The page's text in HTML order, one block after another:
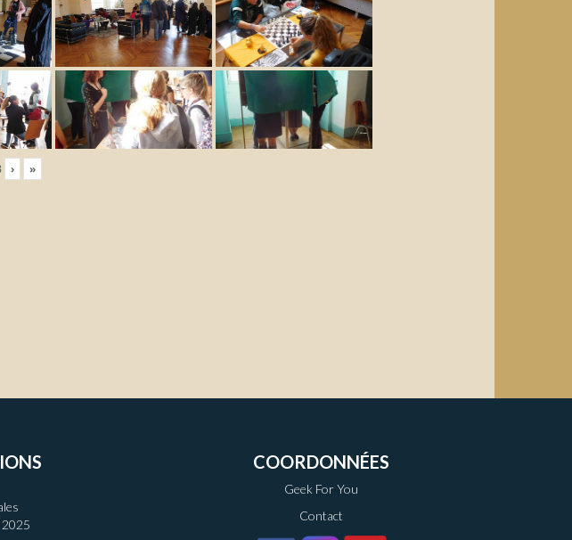
› »
COORDONNÉES
Geek For You
Contact